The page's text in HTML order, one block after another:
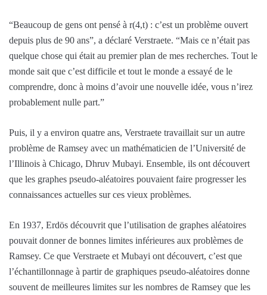
“Beaucoup de gens ont pensé à r(4,t) : c’est un problème ouvert
depuis plus de 90 ans”, a déclaré Verstraete. “Mais ce n’était pas
quelque chose qui était au premier plan de mes recherches. Tout le
monde sait que c’est difficile et tout le monde a essayé de le
comprendre, donc à moins d’avoir une nouvelle idée, vous n’irez
probablement nulle part.”
Puis, il y a environ quatre ans, Verstraete travaillait sur un autre
problème de Ramsey avec un mathématicien de l’Université de
l’Illinois à Chicago, Dhruv Mubayi. Ensemble, ils ont découvert
que les graphes pseudo-aléatoires pouvaient faire progresser les
connaissances actuelles sur ces vieux problèmes.
En 1937, Erdös découvrit que l’utilisation de graphes aléatoires
pouvait donner de bonnes limites inférieures aux problèmes de
Ramsey. Ce que Verstraete et Mubayi ont découvert, c’est que
l’échantillonnage à partir de graphiques pseudo-aléatoires donne
souvent de meilleures limites sur les nombres de Ramsey que les